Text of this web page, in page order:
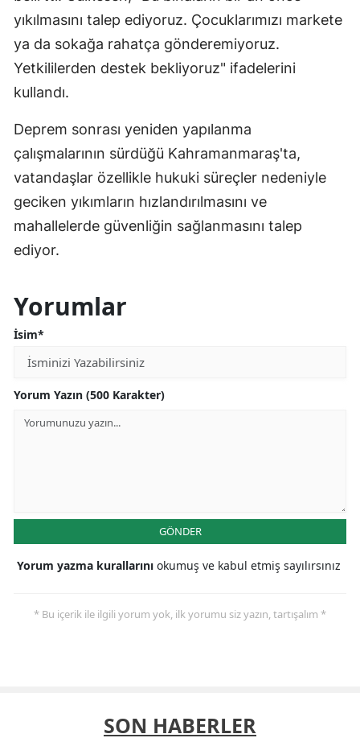
yıkılmasını talep ediyoruz. Çocuklarımızı markete
ya da sokağa rahatça gönderemiyoruz.
Yetkililerden destek bekliyoruz" ifadelerini
kullandı.
Deprem sonrası yeniden yapılanma
çalışmalarının sürdüğü Kahramanmaraş'ta,
vatandaşlar özellikle hukuki süreçler nedeniyle
geciken yıkımların hızlandırılmasını ve
mahallelerde güvenliğin sağlanmasını talep
ediyor.
Yorumlar
İsim*
Yorum Yazın (500 Karakter)
GÖNDER
Yorum yazma kurallarını okumuş ve kabul etmiş sayılırsınız
* Bu içerik ile ilgili yorum yok, ilk yorumu siz yazın, tartışalım *
SON HABERLER